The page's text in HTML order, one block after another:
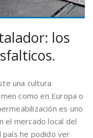
los
una cultura
como en Europa o
es uno
el mercado local del
país he podido ver